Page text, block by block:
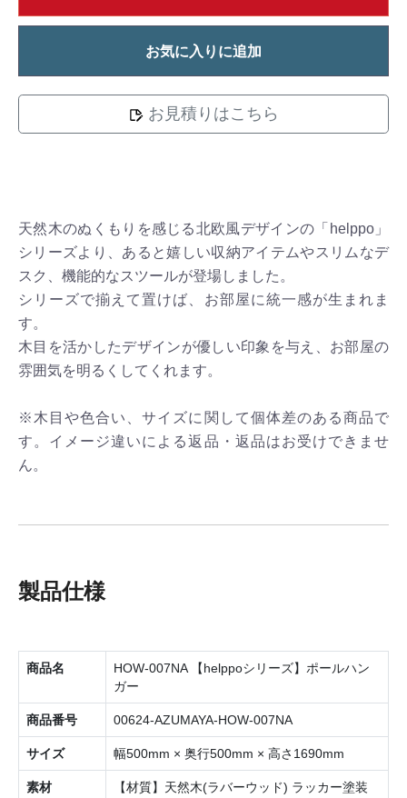
お気に入りに追加
お見積りはこちら
天然木のぬくもりを感じる北欧風デザインの「helppo」
シリーズより、あると嬉しい収納アイテムやスリムなデ
スク、機能的なスツールが登場しました。
シリーズで揃えて置けば、お部屋に統一感が生まれま
す。
木目を活かしたデザインが優しい印象を与え、お部屋の
雰囲気を明るくしてくれます。
※木目や色合い、サイズに関して個体差のある商品で
す。イメージ違いによる返品・返品はお受けできませ
ん。
製品仕様
商品名
HOW-007NA 【helppoシリーズ】ポールハン
ガー
商品番号 00624-AZUMAYA-HOW-007NA
サイズ 幅500mm × 奥行500mm × 高さ1690mm
素材 【材質】天然木(ラバーウッド) ラッカー塗装